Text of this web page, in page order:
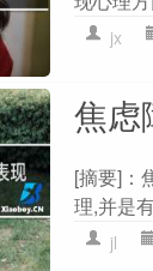
jx
焦虑
[摘要]：
理,并是
jl